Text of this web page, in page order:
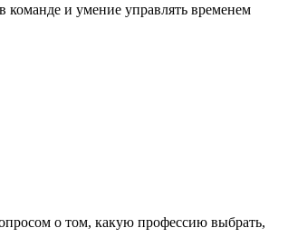
и умение управлять временем
о том, какую профессию выбрать,